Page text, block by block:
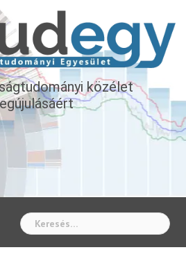
közélet